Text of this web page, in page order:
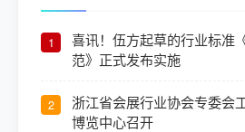
1
喜讯！伍方起草的行业标准
范》正式发布实施
2
浙江省会展行业协会专委会
博览中心召开